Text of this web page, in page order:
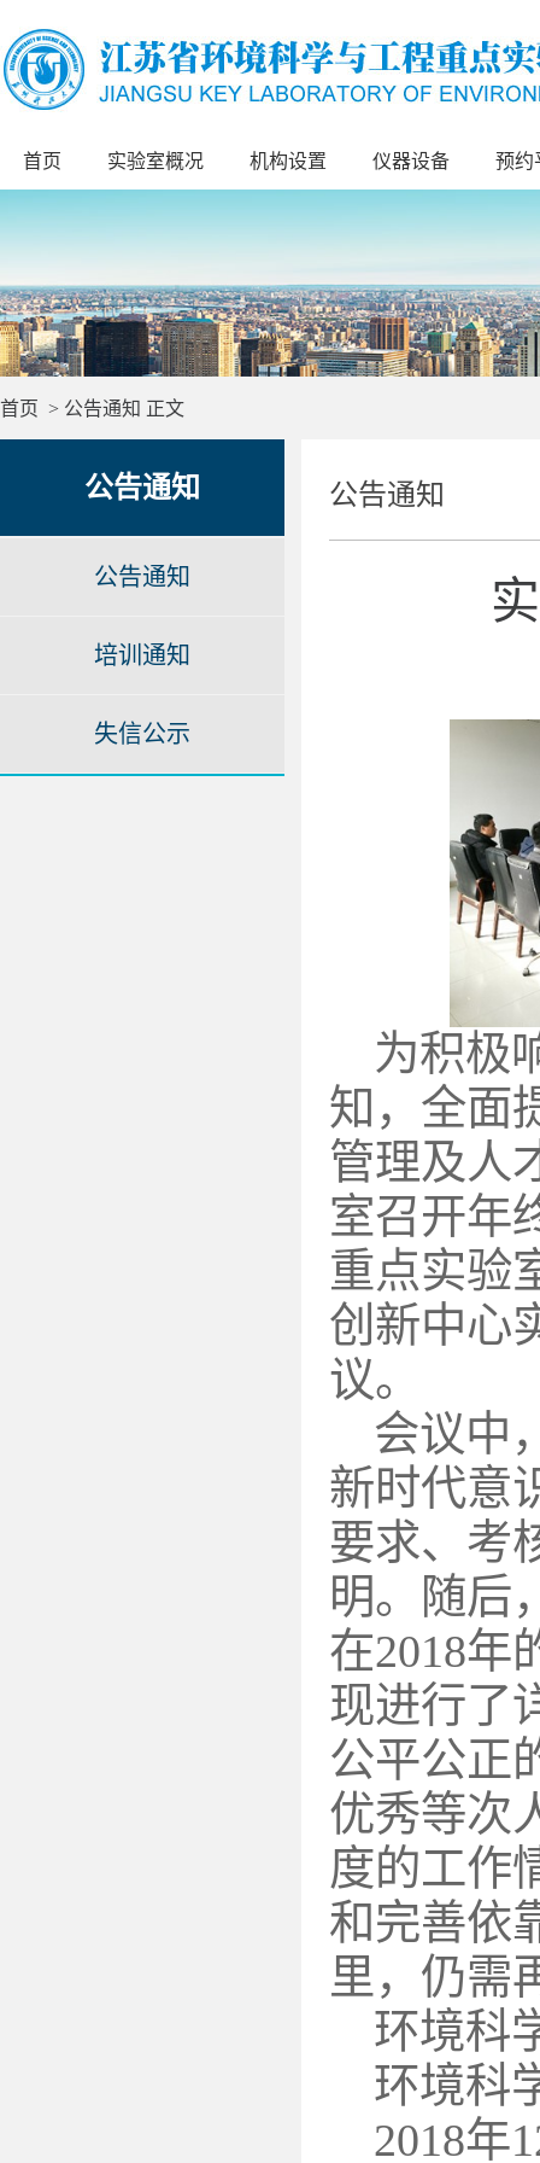
首页 实验室概况 机构设置 仪器设备 预约
首页 > 公告通知 正文
公告通知
公告通知
培训通知
失信公示
公告通知
为积极
知，全面
管理及人
室召开年
重点实验
创新中心
议。
会议中
新时代意
要求、考
明。随后
在2018年
现进行了
公平公正
优秀等次
度的工作
和完善依
里，仍需
环境科
环境科
2018年